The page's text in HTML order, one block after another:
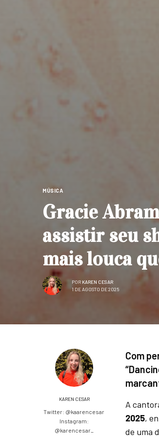
MÚSICA
Gracie
assistir seu
mais louca
POR KAREN CESAR
1 DE AGOSTO DE 2025
KAREN CESAR
Twitter: @kaarencesar
Instagram:
@karencesar_
Com
A
2025,
de uma